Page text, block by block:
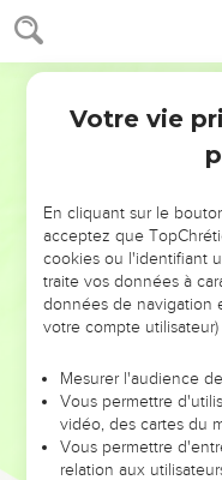
Psaumes 115
Israël, confie-toi en
bouclier.
Maison d’Aaron,
est leur secours et leur
L’Éternel se souvient
d’Israël, Il bénira la
Il bénira ceux qui
grands ;
L’Éternel vous
Soyez bénis par
Les cieux sont les
terre aux êtres humains.
Votre vie
En cliquant sur le
acceptez que
cookies ou l'identifiant
traite vos données à
données de navigation
votre compte
Mesurer l'audience
Vous permettre
vidéo, des cartes du
Vous permettre
relation aux